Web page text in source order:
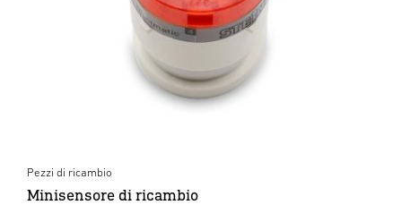
Pezzi di ricambio
Minisensore di ricambio